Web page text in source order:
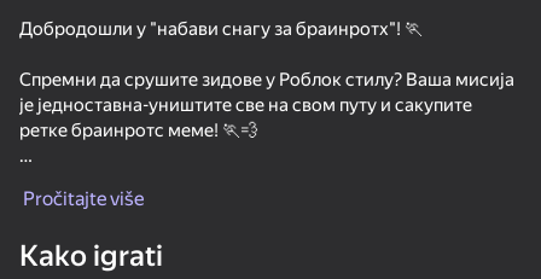
Obby: +1 Speed Keyboard Escape
Добродошли у "набави снагу за браинротх"! 🏃
Спремни да срушите зидове у Роблок стилу? Ваша мисија
је једноставна-уништите све на свом путу и сакупите
ретке браинротс меме! 🏃💨
базу: Нубини Писанини, лик '67', урнебесни Тралалело
Pročitajte više
Kako igrati